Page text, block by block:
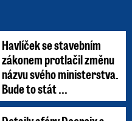
Havlíček se stavebním
zákonem protlačil změnu
názvu svého ministerstva.
Bude to stát ...